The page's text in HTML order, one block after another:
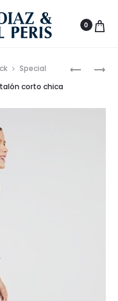
0
MONO
Special
corto chica